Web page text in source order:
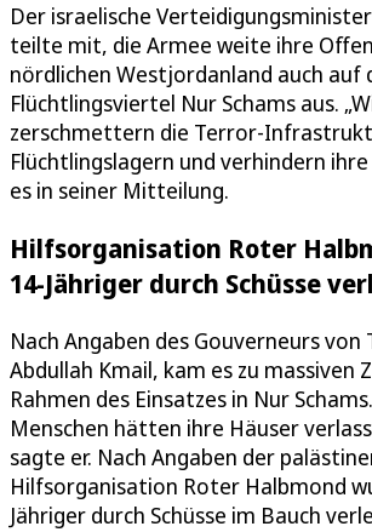
Der israelische
teilte mit, die Armee weite ihre
nördlichen Westjordanland auch auf
Flüchtlingsviertel Nur Schams aus.
zerschmettern die Terror-
Flüchtlingslagern und verhindern ihre
es in seiner Mitteilung.
Hilfsorganisation Roter
14-Jähriger durch Schüsse
Nach Angaben des Gouverneurs von
Abdullah Kmail, kam es zu massiven
Rahmen des Einsatzes in Nur
Menschen hätten ihre Häuser
sagte er. Nach Angaben der
Hilfsorganisation Roter Halbmond
Jähriger durch Schüsse im Bauch